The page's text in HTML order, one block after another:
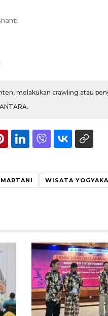
melakukan crawling atau
WISATA